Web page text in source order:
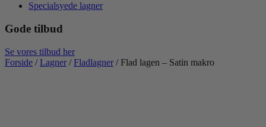
Specialsyede lagner
Gode tilbud
Se vores tilbud her
Forside /Lagner /Fladlagner / Flad lagen – Satin makro